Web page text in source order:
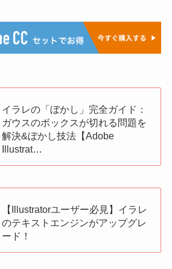
イラレの「ぼかし」完全ガイド：
ガウスのボックスが切れる問題を
解決&ぼかし技法【Adobe
Illustrat…
【Illustratorユーザー必見】イラレ
のテキストエンジンがアップグレ
ード！